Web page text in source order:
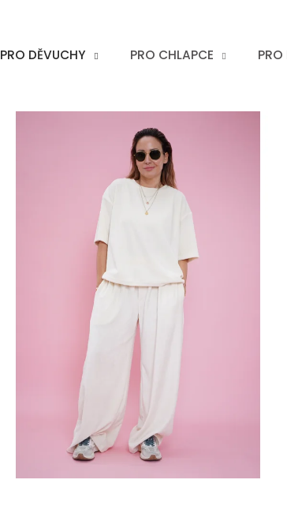
PRO DĚVUCHY PRO CHLAPCE PRO